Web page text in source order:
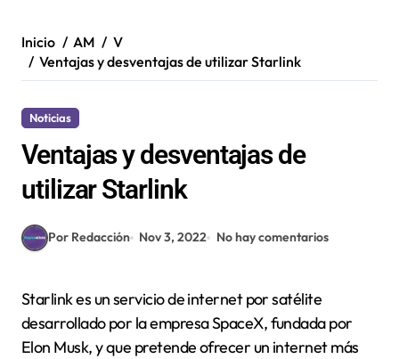
Inicio AM
V
Ventajas y desventajas de utilizar Starlink
Noticias
Ventajas y desventajas de
utilizar Starlink
Por Redacción Nov 3, 2022 No hay comentarios
Starlink es un servicio de internet por satélite
desarrollado por la empresa SpaceX, fundada por
Elon Musk, y que pretende ofrecer un internet más